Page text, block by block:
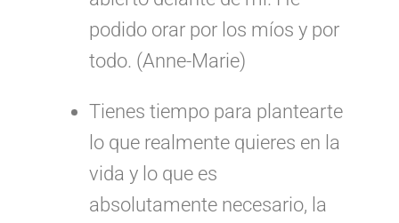
podido orar por los míos y por
todo. (Anne-Marie)
Tienes tiempo para plantearte
lo que realmente quieres en la
vida y lo que es
absolutamente necesario, la